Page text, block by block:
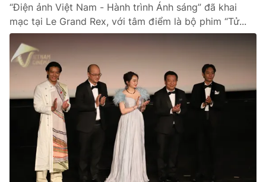
“Điện ảnh Việt Nam - Hành trình Ánh sáng” đã khai
mạc tại Le Grand Rex, với tâm điểm là bộ phim “Tử...